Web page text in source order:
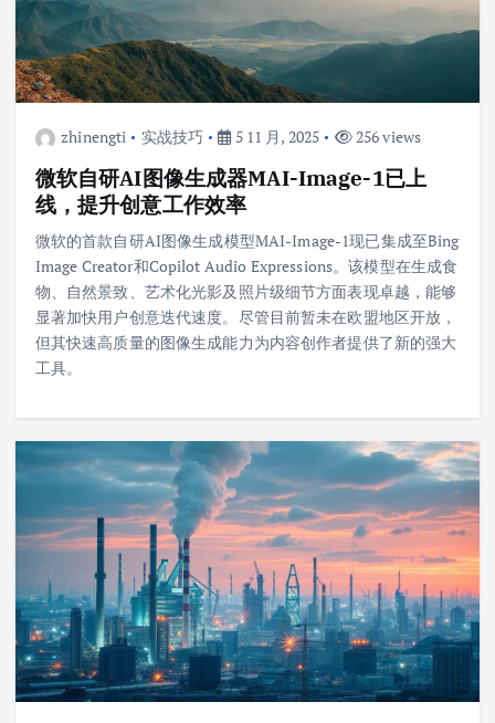
zhinengti 实战技巧 5 11 月, 2025 256 views
微软自研AI图像生成器MAI-Image-1已上
线，提升创意工作效率
微软的首款自研AI图像生成模型MAI-Image-1现已集成至Bing
Image Creator和Copilot Audio Expressions。该模型在生成食
物、自然景致、艺术化光影及照片级细节方面表现卓越，能够
显著加快用户创意迭代速度。尽管目前暂未在欧盟地区开放，
但其快速高质量的图像生成能力为内容创作者提供了新的强大
工具。